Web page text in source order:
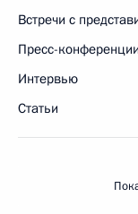
Встречи с
Пресс-конференции
Интервью
Статьи